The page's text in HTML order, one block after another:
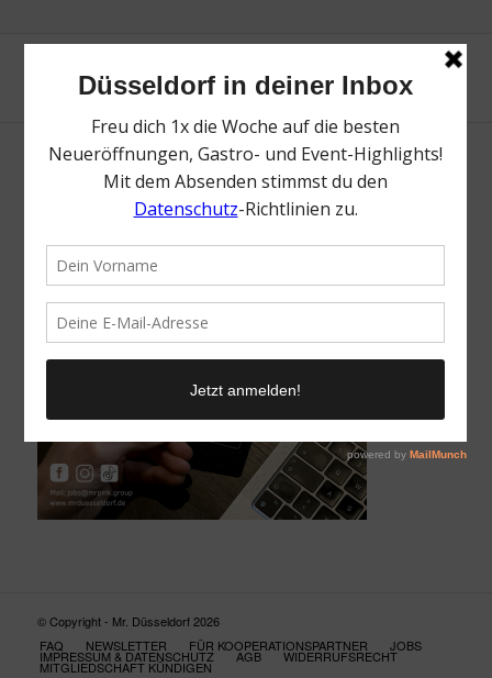
© Copyright - Mr. Düsseldorf 2026
FAQ
NEWSLETTER FÜR KOOPERATIONSPARTNER JOBS
IMPRESSUM & DATENSCHUTZ AGB WIDERRUFSRECHT
MITGLIEDSCHAFT KÜNDIGEN